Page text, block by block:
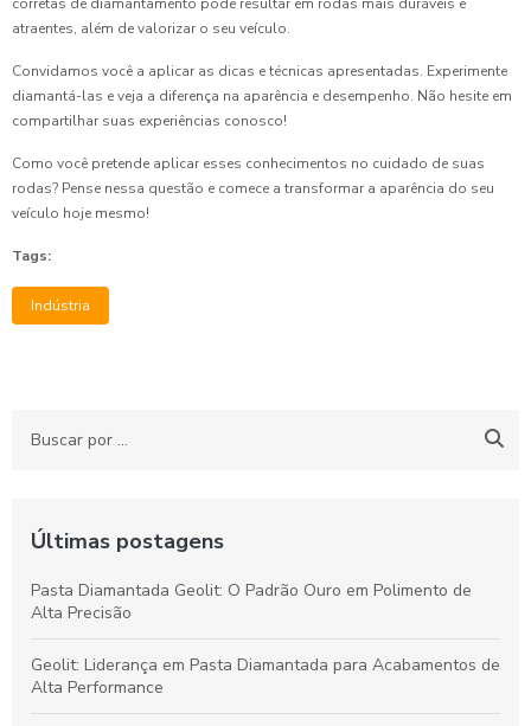
atraentes, além de valorizar o seu veículo.
Convidamos você a aplicar as dicas e técnicas apresentadas. Experimente
diamantá-las e veja a diferença na aparência e desempenho. Não hesite em
compartilhar suas experiências conosco!
Como você pretende aplicar esses conhecimentos no cuidado de suas
rodas? Pense nessa questão e comece a transformar a aparência do seu
veículo hoje mesmo!
Tags:
Indústria
Últimas postagens
Pasta Diamantada Geolit: O Padrão Ouro em Polimento de
Alta Precisão
Geolit: Liderança em Pasta Diamantada para Acabamentos de
Alta Performance